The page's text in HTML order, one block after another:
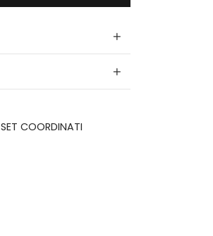
SET COORDINATI